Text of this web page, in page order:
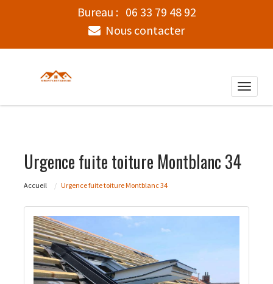
Bureau : 06 33 79 48 92
Nous contacter
Toggle
Urgence fuite toiture Montblanc 34
Accueil Urgence fuite toiture Montblanc 34